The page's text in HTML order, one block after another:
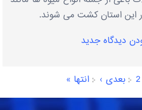
این استان کشت می ‌شوند.
دیدگاه جدید
2 بعدی › انتها »